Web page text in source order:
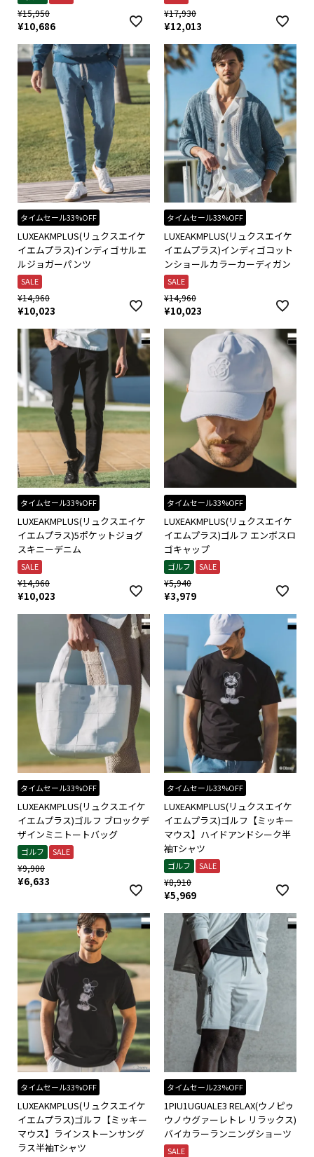
¥15,950
¥10,686
¥17,930
¥12,013
タイムセール33%OFF
LUXEAKMPLUS(リュクスエイケ
イエムプラス)インディゴサルエ
ルジョガーパンツ
SALE
¥14,960
¥10,023
タイムセール33%OFF
LUXEAKMPLUS(リュクスエイケ
イエムプラス)インディゴコット
ンショールカラーカーディガン
SALE
¥14,960
¥10,023
タイムセール33%OFF
LUXEAKMPLUS(リュクスエイケ
イエムプラス)5ポケットジョグ
スキニーデニム
SALE
¥14,960
¥10,023
タイムセール33%OFF
LUXEAKMPLUS(リュクスエイケ
イエムプラス)ゴルフ エンボスロ
ゴキャップ
ゴルフ SALE
¥5,940
¥3,979
タイムセール33%OFF
LUXEAKMPLUS(リュクスエイケ
イエムプラス)ゴルフ ブロックデ
ザインミニトートバッグ
ゴルフ SALE
¥9,900
¥6,633
タイムセール33%OFF
LUXEAKMPLUS(リュクスエイケ
イエムプラス)ゴルフ【ミッキー
マウス】ハイドアンドシーク半
袖Tシャツ
ゴルフ SALE
¥8,910
¥5,969
タイムセール33%OFF
LUXEAKMPLUS(リュクスエイケ
イエムプラス)ゴルフ【ミッキー
マウス】ラインストーンサング
ラス半袖Tシャツ
タイムセール23%OFF
1PIU1UGUALE3 RELAX(ウノピゥ
ウノウグァーレトレ リラックス)
バイカラーランニングショーツ
SALE